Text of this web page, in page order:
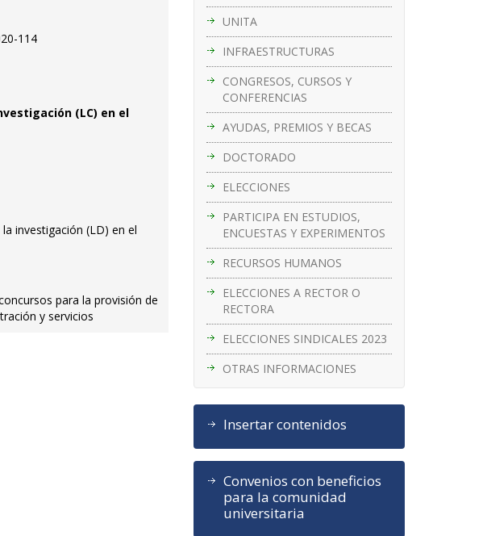
UNITA
INFRAESTRUCTURAS
CONGRESOS, CURSOS Y
CONFERENCIAS
AYUDAS, PREMIOS Y BECAS
DOCTORADO
ELECCIONES
PARTICIPA EN ESTUDIOS,
ENCUESTAS Y EXPERIMENTOS
RECURSOS HUMANOS
ELECCIONES A RECTOR O
RECTORA
ELECCIONES SINDICALES 2023
OTRAS INFORMACIONES
Insertar contenidos
Convenios con beneficios
para la comunidad
universitaria
114
(LC) en el
investigación (LD) en el
para la provisión de
y servicios